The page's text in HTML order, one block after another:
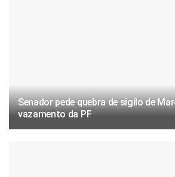
Senador pede quebra de sigilo de
vazamento da PF